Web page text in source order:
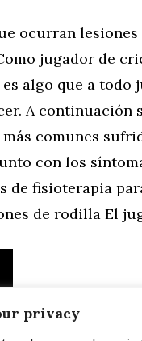
privacy
ocurran
jugador de
algo que a todo
A continuación
comunes
con los
de fisioterapia
de rodilla El